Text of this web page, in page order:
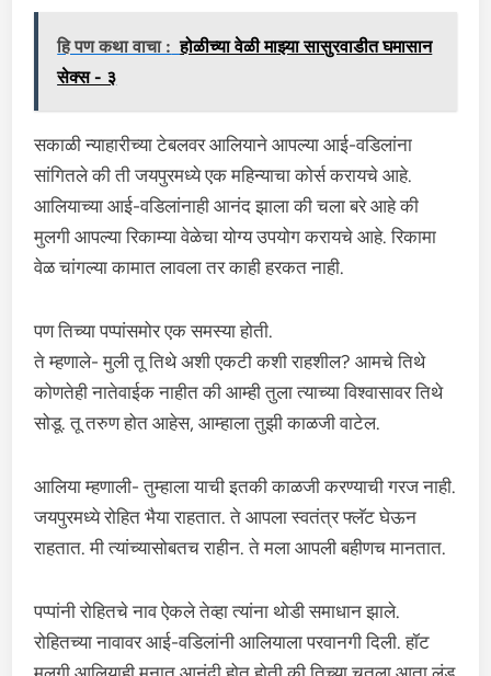
हि पण कथा वाचा : होळीच्या वेळी माझ्या सासुरवाडीत घमासान
सेक्स - ३
सकाळी न्याहारीच्या टेबलवर आलियाने आपल्या आई-वडिलांना
सांगितले की ती जयपुरमध्ये एक महिन्याचा कोर्स करायचे आहे.
आलियाच्या आई-वडिलांनाही आनंद झाला की चला बरे आहे की
मुलगी आपल्या रिकाम्या वेळेचा योग्य उपयोग करायचे आहे. रिकामा
वेळ चांगल्या कामात लावला तर काही हरकत नाही.
पण तिच्या पप्पांसमोर एक समस्या होती.
ते म्हणाले- मुली तू तिथे अशी एकटी कशी राहशील? आमचे तिथे
कोणतेही नातेवाईक नाहीत की आम्ही तुला त्याच्या विश्वासावर तिथे
सोडू. तू तरुण होत आहेस, आम्हाला तुझी काळजी वाटेल.
आलिया म्हणाली- तुम्हाला याची इतकी काळजी करण्याची गरज नाही.
जयपुरमध्ये रोहित भैया राहतात. ते आपला स्वतंत्र फ्लॅट घेऊन
राहतात. मी त्यांच्यासोबतच राहीन. ते मला आपली बहीणच मानतात.
पप्पांनी रोहितचे नाव ऐकले तेव्हा त्यांना थोडी समाधान झाले.
रोहितच्या नावावर आई-वडिलांनी आलियाला परवानगी दिली. हॉट